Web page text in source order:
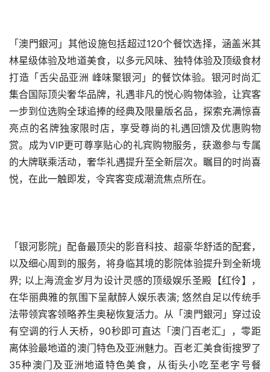
「澳門銀河」其他设施包括超过120个餐饮选择，涵盖米其
林星级体验及地道美食，以多元风味、独特体验及顶级食材
打造「舌尖品亚洲 峰味聚银河」的餐饮体验。银河时尚汇
集合国际顶尖奢华品牌，礼遇非凡的悦心购物体验，让宾客
一步到位选购全球追捧的经典及限量版名品，探索充满惊喜
亮点的名牌独家限时店，享受尊尚的礼遇回馈及优惠购物
赏。成为VIP更可尊享贴心的礼宾购物服务，获邀参与专属
的大牌联乘活动，奢华礼遇提升至全新层次。瞩目的时尚喜
悦，在此一触即发，令宾客变成潮流焦点所在。
「银河影院」配备最顶尖的影音科技、超豪华舒适的配套，
以及细心周到的服务，将身临其境的影院体验提升到全新境
界; 以上海流金岁月为设计灵感的顶级娱乐圣殿【红伶】，
在华丽典雅的氛围下呈献醉人娱乐表演; 悠然自足以传统手
法带领宾客领略养生奥秘恢复活力。从「澳門銀河」穿过设
有空调的行人天桥，90秒即可直达「澳门百老汇」，零距
离体验最地道的澳门特色及亚洲魅力。百老汇美食街搜罗了
35种澳门及亚洲地道特色美食，从街头小吃至老字号餐